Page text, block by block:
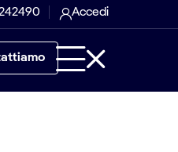
Accedi